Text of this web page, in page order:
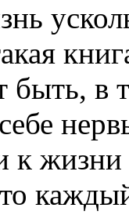
в
к